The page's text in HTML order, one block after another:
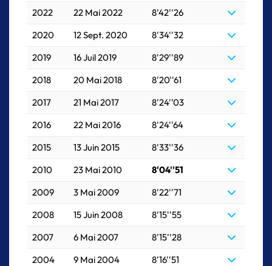
2022
22 Mai 2022
8'42''26
2020
12 Sept. 2020
8'34''32
2019
16 Juil 2019
8'29''89
2018
20 Mai 2018
8'20''61
2017
21 Mai 2017
8'24''03
2016
22 Mai 2016
8'24''64
2015
13 Juin 2015
8'33''36
2010
23 Mai 2010
8'04''51
2009
3 Mai 2009
8'22''71
2008
15 Juin 2008
8'15''55
2007
6 Mai 2007
8'15''28
2004
9 Mai 2004
8'16''51